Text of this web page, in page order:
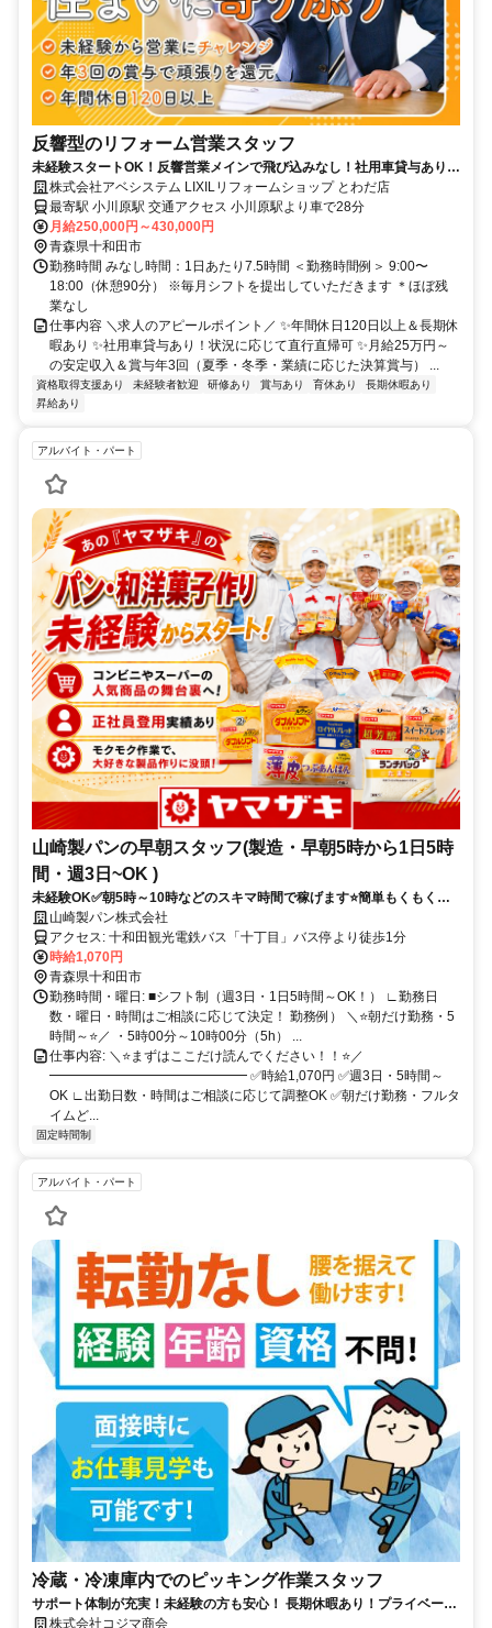
反響型のリフォーム営業スタッフ
未経験スタートOK！反響営業メインで飛び込みなし！社用車貸与あり！
状況に応じて直行直帰可
株式会社アベシステム LIXILリフォームショップ とわだ店
最寄駅 小川原駅 交通アクセス 小川原駅より車で28分
月給250,000円～430,000円
青森県十和田市
勤務時間 みなし時間：1日あたり7.5時間 ＜勤務時間例＞ 9:00〜
18:00（休憩90分） ※毎月シフトを提出していただきます ＊ほぼ残
業なし
仕事内容 ＼求人のアピールポイント／ ✨年間休日120日以上＆長期休
暇あり ✨社用車貸与あり！状況に応じて直行直帰可 ✨月給25万円～
の安定収入＆賞与年3回（夏季・冬季・業績に応じた決算賞与） ...
資格取得支援あり 未経験者歓迎 研修あり 賞与あり 育休あり
長期休暇あり
昇給あり
アルバイト・パート
山崎製パンの早朝スタッフ(製造・早朝5時から1日5時
間・週3日~OK )
未経験OK✅朝5時～10時などのスキマ時間で稼げます⭐簡単もくもく作
業⭐パン・和洋菓子作り✨
山崎製パン株式会社
アクセス: 十和田観光電鉄バス「十丁目」バス停より徒歩1分
時給1,070円
青森県十和田市
勤務時間・曜日: ■シフト制（週3日・1日5時間～OK！） ∟勤務日
数・曜日・時間はご相談に応じて決定！ 勤務例） ＼⭐朝だけ勤務・5
時間～⭐／ ・5時00分～10時00分（5h） ...
仕事内容: ＼⭐まずはここだけ読んでください！！⭐／
━━━━━━━━━━━━━━━ ✅時給1,070円 ✅週3日・5時間～
OK ∟出勤日数・時間はご相談に応じて調整OK ✅朝だけ勤務・フルタ
イムど...
固定時間制
アルバイト・パート
冷蔵・冷凍庫内でのピッキング作業スタッフ
サポート体制が充実！未経験の方も安心！ 長期休暇あり！プライベート
との両立もしやすいお仕事！
株式会社コジマ商会